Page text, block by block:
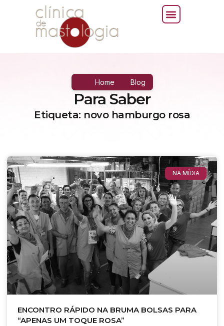
Home Blog
Para Saber
Etiqueta: novo hamburgo rosa
NA MÍDIA
ENCONTRO RÁPIDO NA BRUMA BOLSAS PARA
“APENAS UM TOQUE ROSA”